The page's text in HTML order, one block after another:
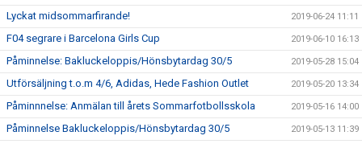
Lyckat midsommarfirande! 2019-06-24 11:11
F04 segrare i Barcelona Girls Cup 2019-06-10 16:13
Påminnelse: Bakluckeloppis/Hönsbytardag 30/5 2019-05-28 15:04
Utförsäljning t.o.m 4/6, Adidas, Hede Fashion Outlet 2019-05-20 13:34
Påminnnelse: Anmälan till årets Sommarfotbollsskola 2019-05-16 14:00
Påminnelse Bakluckeloppis/Hönsbytardag 30/5 2019-05-13 11:39